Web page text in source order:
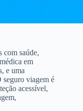
com saúde,
em
e uma
seguro viagem é
acessível,